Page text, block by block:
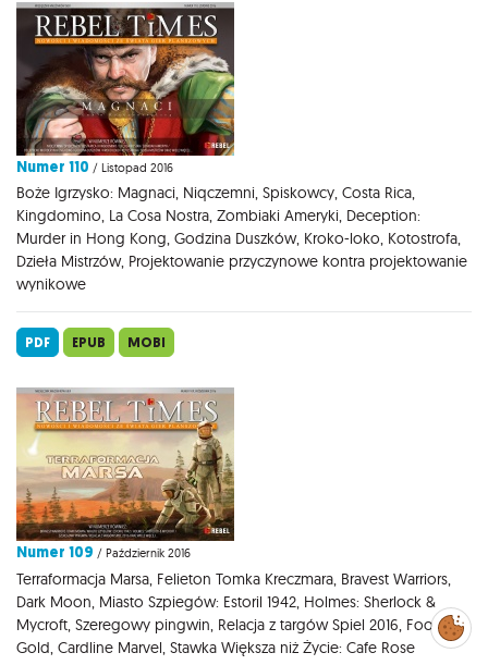
Numer 110 / Listopad 2016
Boże Igrzysko: Magnaci, Niqczemni, Spiskowcy, Costa Rica,
Kingdomino, La Cosa Nostra, Zombiaki Ameryki, Deception:
Murder in Hong Kong, Godzina Duszków, Kroko-loko, Kotostrofa,
Dzieła Mistrzów, Projektowanie przyczynowe kontra projektowanie
wynikowe
PDF EPUB MOBI
Numer 109 / Październik 2016
Terraformacja Marsa, Felieton Tomka Kreczmara, Bravest Warriors,
Dark Moon, Miasto Szpiegów: Estoril 1942, Holmes: Sherlock &
Mycroft, Szeregowy pingwin, Relacja z targów Spiel 2016, Fool's
Gold, Cardline Marvel, Stawka Większa niż Życie: Cafe Rose
Zarządzaj
preferencjami
cookies